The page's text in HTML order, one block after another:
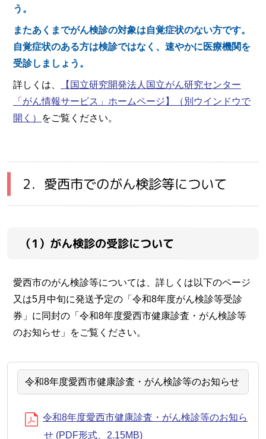
う。
またあくまでがん検診の対象は自覚症状のない方です。
自覚症状のある方は検診ではなく、速やかに医療機関を
受診しましょう。
詳しくは、
【国立研究開発法人国立がん研究センター
「がん情報サービス」ホームページ】
（別ウインドウで
開く）
をご覧ください。
2．愛西市でのがん検診等について
（1）がん検診の受診について
愛西市のがん検診等については、詳しくは以下のページ
又は5月中旬に発送予定の「令和8年度がん検診等受診
券」に同封の「令和8年度愛西市健康診査・がん検診等
のお知らせ」をご覧ください。
令和8年度愛西市健康診査・がん検診等のお知らせ
令和8年度愛西市健康診査・がん検診等のお知ら
せ (PDF形式、2.15MB)